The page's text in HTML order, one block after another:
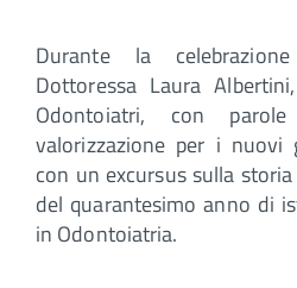
Durante la
Dottoressa Laura
Odontoiatri, con
valorizzazione per i nuovi
con un excursus sulla
del quarantesimo anno di
in Odontoiatria.